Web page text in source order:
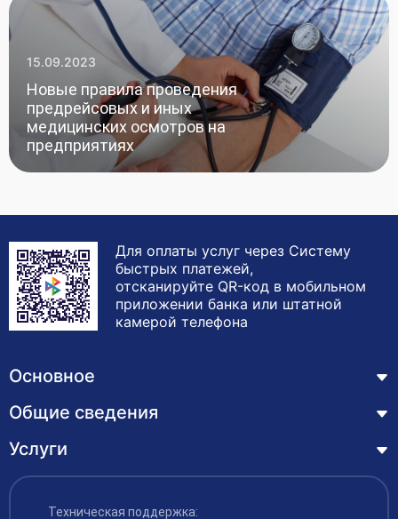
15.09.2023
Новые правила проведения
предрейсовых и иных
медицинских осмотров на
предприятиях
Для оплаты услуг через Систему
быстрых платежей,
отсканируйте QR-код в мобильном
приложении банка или штатной
камерой телефона
Основное
Курсы
Лицензия
Обучающимся
Общие сведения
Основные сведения
Структура и органы управления образовательной
организацией
Услуги
Профессиональная переподготовка
Техническая поддержка: